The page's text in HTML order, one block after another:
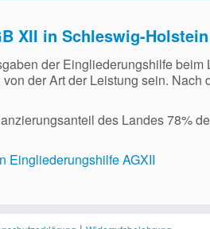
XII in Schleswig-Holstein
der Eingliederungshilfe
der Art der Leistung sein.
des Landes 78%
Eingliederungshilfe AGXII